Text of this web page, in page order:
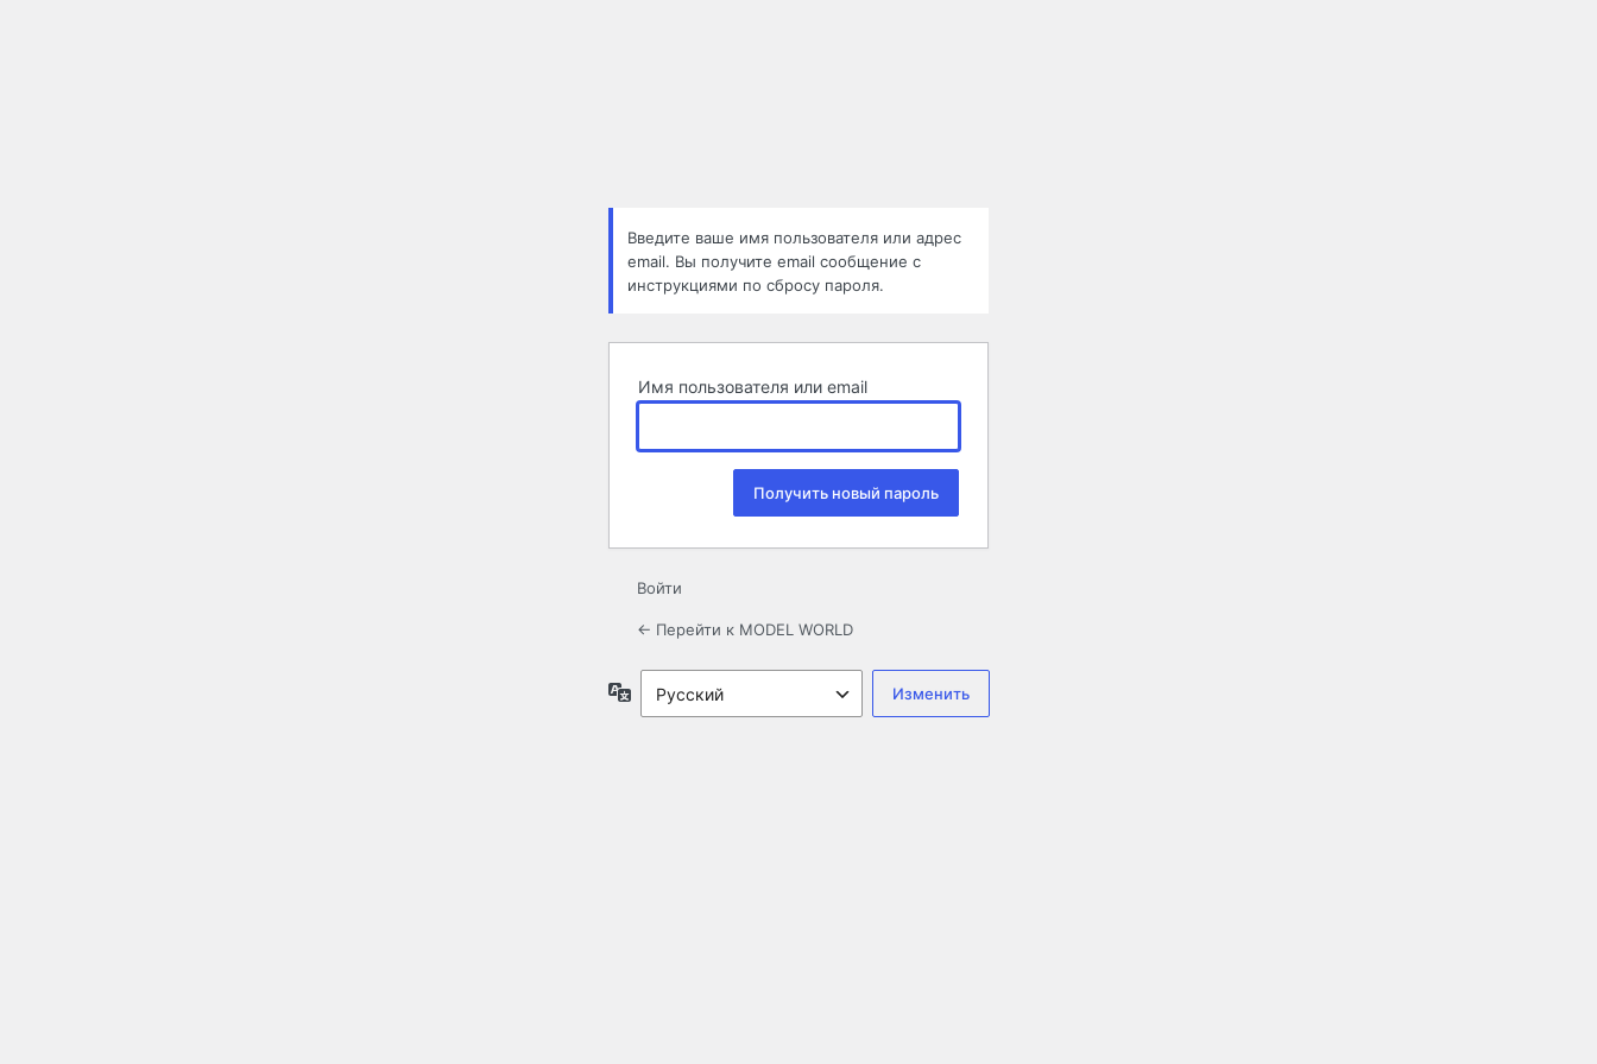
Введите ваше имя пользователя или адрес
email. Вы получите email сообщение с
инструкциями по сбросу пароля.
Имя пользователя или email
Войти
← Перейти к MODEL WORLD
Язык